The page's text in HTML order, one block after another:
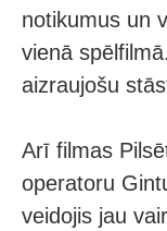
notikumus un
vienā
aizraujošu
Arī filmas
operatoru
veidojis jau